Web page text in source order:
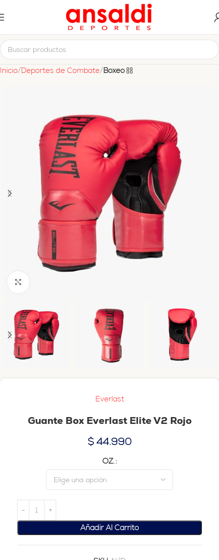
Inicio Deportes de Combate Boxeo
Everlast
Guante Box Everlast Elite V2 Rojo
$ 44.990
OZ.
Añadir Al Carrito